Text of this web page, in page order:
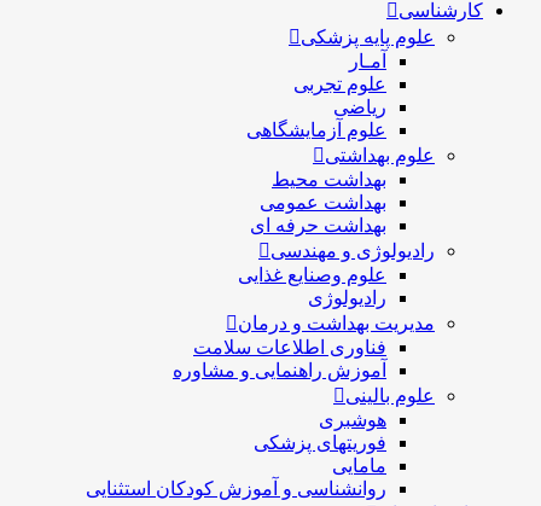
کارشناسی
علوم پایه پزشکی
آمـار
علوم تجربی
ریاضی
علوم آزمایشگاهی
علوم بهداشتی
بهداشت محیط
بهداشت عمومی
بهداشت حرفه ای
رادیولوژی و مهندسی
علوم وصنایع غذایی
رادیولوژی
مدیریت بهداشت و درمان
فناوری اطلاعات سلامت
آموزش راهنمایی و مشاوره
علوم بالینی
هوشبری
فوریتهای پزشکی
مامایی
روانشناسی و آموزش کودکان استثنایی